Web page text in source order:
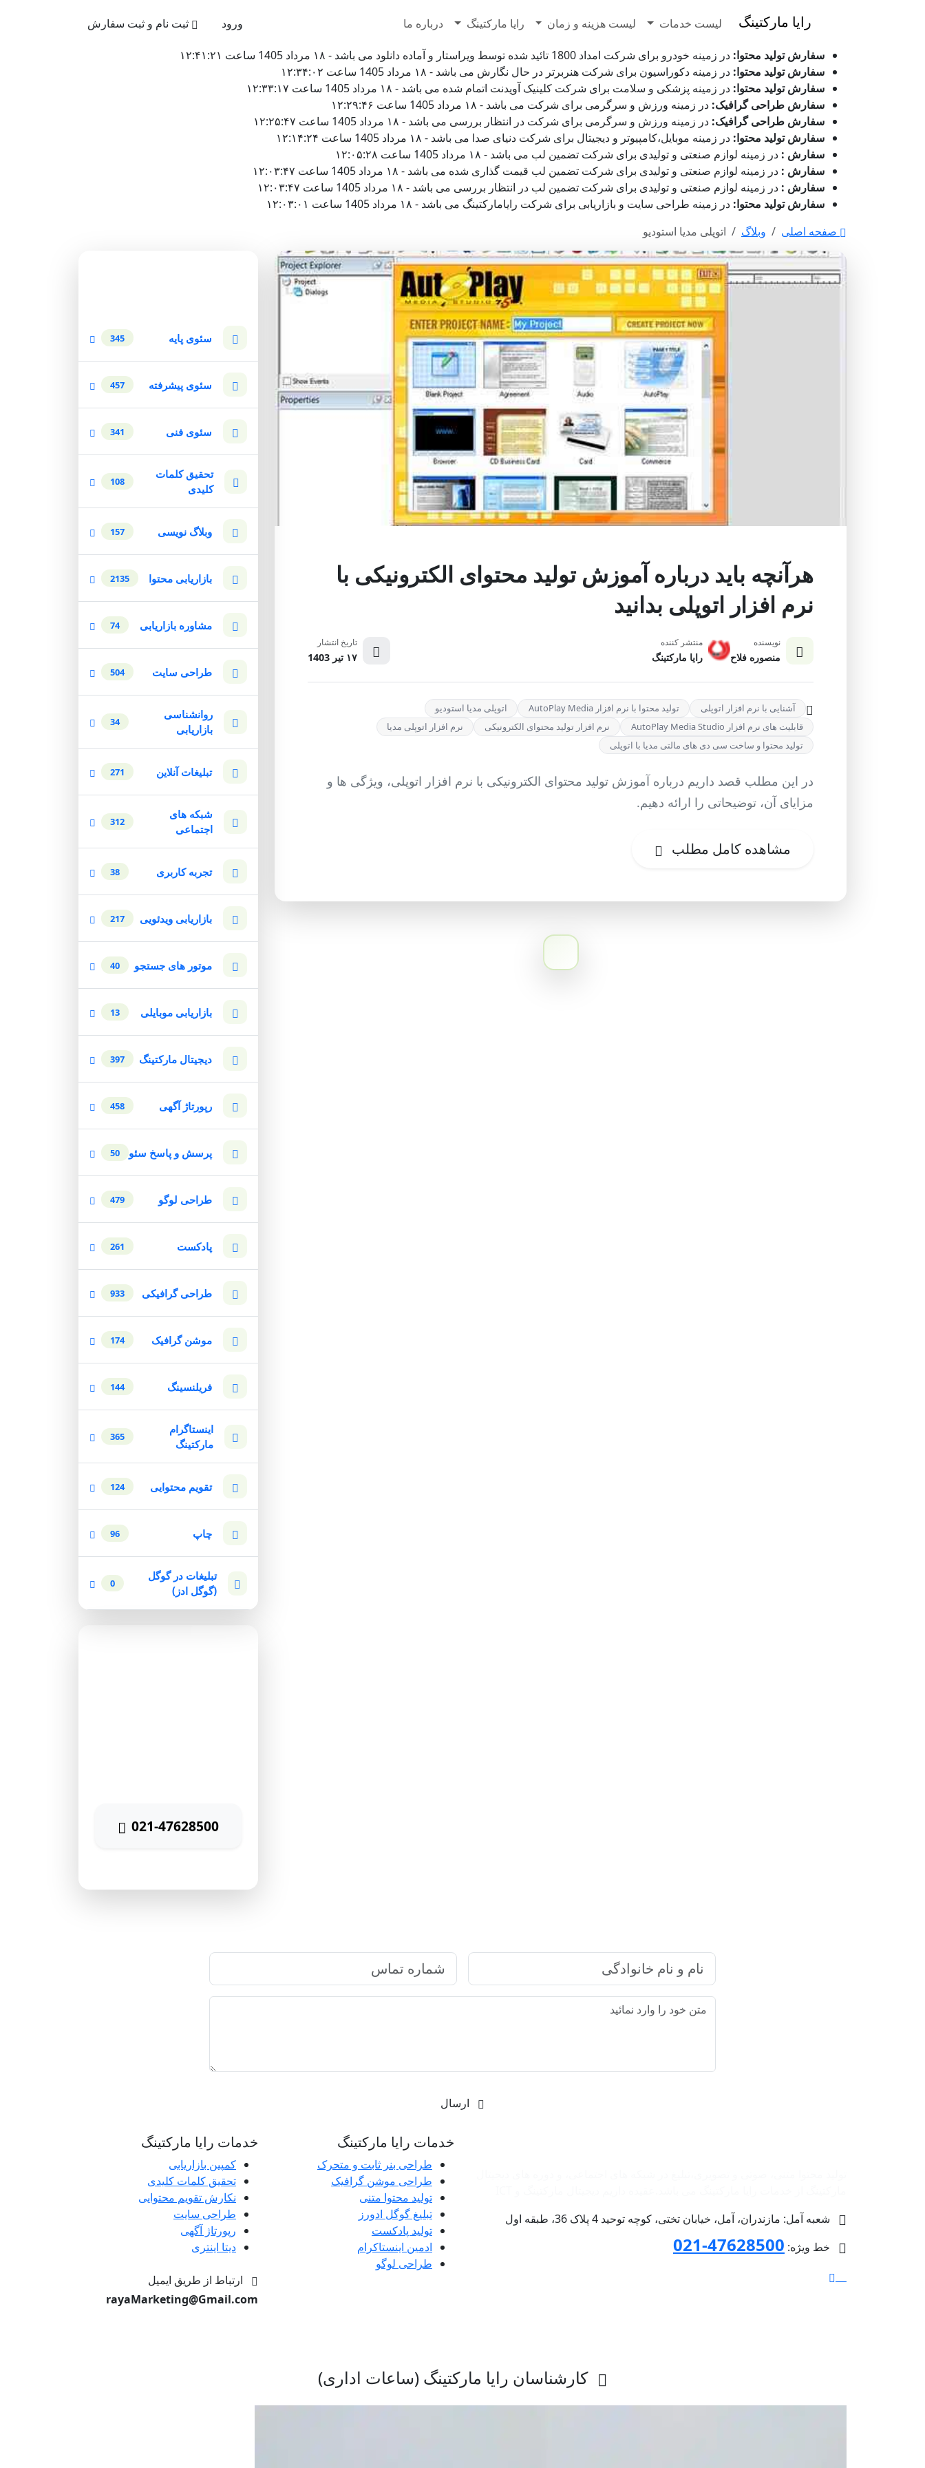
رایا مارکتینگ لیست خدمات لیست هزینه و زمان رایا مارکتینگ درباره ما ورود ثبت نام و ثبت سفارش
سفارش تولید محتوا: در زمینه خودرو برای شرکت امداد 1800 تائید شده توسط ویراستار و آماده دانلود می باشد - ۱۸ مرداد 1405 ساعت ۱۲:۴۱:۲۱
سفارش تولید محتوا: در زمینه دکوراسیون برای شرکت هنربرتر در حال نگارش می باشد - ۱۸ مرداد 1405 ساعت ۱۲:۳۴:۰۲
سفارش تولید محتوا: در زمینه پزشکی و سلامت برای شرکت کلینیک آویدنت اتمام شده می باشد - ۱۸ مرداد 1405 ساعت ۱۲:۳۳:۱۷
سفارش طراحی گرافیک: در زمینه ورزش و سرگرمی برای شرکت می باشد - ۱۸ مرداد 1405 ساعت ۱۲:۲۹:۴۶
سفارش طراحی گرافیک: در زمینه ورزش و سرگرمی برای شرکت در انتظار بررسی می باشد - ۱۸ مرداد 1405 ساعت ۱۲:۲۵:۴۷
سفارش تولید محتوا: در زمینه موبایل،کامپیوتر و دیجیتال برای شرکت دنیای صدا می باشد - ۱۸ مرداد 1405 ساعت ۱۲:۱۴:۲۴
سفارش : در زمینه لوازم صنعتی و تولیدی برای شرکت تضمین لب می باشد - ۱۸ مرداد 1405 ساعت ۱۲:۰۵:۲۸
سفارش : در زمینه لوازم صنعتی و تولیدی برای شرکت تضمین لب قیمت گذاری شده می باشد - ۱۸ مرداد 1405 ساعت ۱۲:۰۳:۴۷
سفارش : در زمینه لوازم صنعتی و تولیدی برای شرکت تضمین لب در انتظار بررسی می باشد - ۱۸ مرداد 1405 ساعت ۱۲:۰۳:۴۷
سفارش تولید محتوا: در زمینه طراحی سایت و بازاریابی برای شرکت رایامارکتینگ می باشد - ۱۸ مرداد 1405 ساعت ۱۲:۰۳:۰۱
صفحه اصلی
وبلاگ اتوپلی مدیا استودیو
هرآنچه باید درباره آموزش تولید محتوای الکترونیکی با
نرم افزار اتوپلی بدانید
نویسنده
منصوره فلاح
منتشر کننده
رایا مارکتینگ
تاریخ انتشار
۱۷ تیر 1403
آشنایی با نرم افزار اتوپلی تولید محتوا با نرم‌ افزار AutoPlay Media
اتوپلی مدیا استودیو
قابلیت های نرم افزار AutoPlay Media Studio
نرم افزار تولید محتوای الکترونیکی
نرم افزار اتوپلی مدیا
تولید محتوا و ساخت سی دی های مالتی مدیا با اتوپلی
در این مطلب قصد داریم درباره آموزش تولید محتوای الکترونیکی با نرم افزار اتوپلی، ویژگی ها و
مزایای آن، توضیحاتی را ارائه دهیم.
مشاهده کامل مطلب
سئوی پایه 345
سئوی پیشرفته 457
سئوی فنی 341
تحقیق کلمات
کلیدی
108
وبلاگ نویسی 157
بازاریابی محتوا 2135
مشاوره بازاریابی 74
طراحی سایت 504
روانشناسی
بازاریابی
34
تبلیغات آنلاین 271
شبکه های
اجتماعی
312
تجربه کاربری 38
بازاریابی ویدئویی 217
موتور های جستجو 40
بازاریابی موبایلی 13
دیجیتال مارکتینگ 397
رپورتاژ آگهی 458
پرسش و پاسخ سئو 50
طراحی لوگو 479
پادکست 261
طراحی گرافیکی 933
موشن گرافیک 174
فریلنسینگ 144
اینستاگرام
مارکتینگ
365
تقویم محتوایی 124
چاپ 96
تبلیغات در گوگل
(گوگل ادز)
0
021-47628500
شعبه آمل: مازندران، آمل، خیابان تختی، کوچه توحید 4 پلاک 36، طبقه اول
خط ویژه: 47628500-021
خدمات رایا مارکتینگ
طراحی بنر ثابت و متحرک
طراحی موشن گرافیک
تولید محتوا متنی
تبلیغ گوگل ادورز
تولید پادکست
ادمین اینستاکرام
طراحی لوگو
خدمات رایا مارکتینگ
کمپین بازاریابی
تحقیق کلمات کلیدی
نکارش تقویم محتوایی
طراحی سایت
رپورتاژ آگهی
دیتا اینتری
ارتباط از طریق ایمیل
rayaMarketing@Gmail.com
کارشناسان رایا مارکتینگ (ساعات اداری)